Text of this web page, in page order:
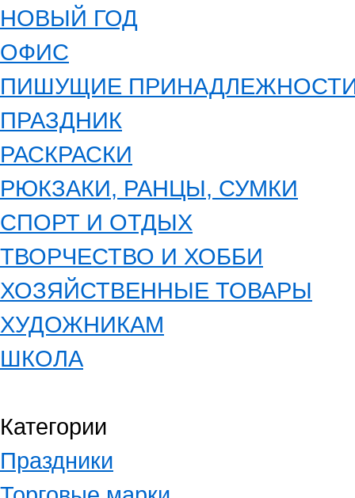
НОВЫЙ ГОД
ОФИС
ПИШУЩИЕ
ПРАЗДНИК
РАСКРАСКИ
РЮКЗАКИ, РАНЦЫ, СУМКИ
СПОРТ И ОТДЫХ
ТВОРЧЕСТВО И ХОББИ
ХОЗЯЙСТВЕННЫЕ ТОВАРЫ
ХУДОЖНИКАМ
ШКОЛА
Категории
Праздники